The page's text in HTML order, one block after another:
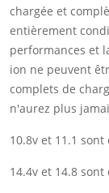
chargée et
entièrement
performances et
ion ne peuvent
complets de
n'aurez plus
10.8v et 11.1
14.4v et 14.8